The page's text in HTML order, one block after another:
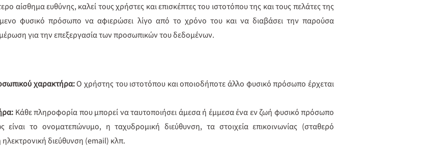
αίσθημα ευθύνης, καλεί τους χρήστες και επισκέπτες του ιστοτόπου της και τους πελάτες της
φυσικό πρόσωπο να αφιερώσει λίγο από το χρόνο του και να διαβάσει την παρούσα
για την επεξεργασία των προσωπικών του δεδομένων.
χαρακτήρα:Ο χρήστης του ιστοτόπου και οποιοδήποτε άλλο φυσικό πρόσωπο έρχεται
Κάθε πληροφορία που μπορεί να ταυτοποιήσει άμεσα ή έμμεσα ένα εν ζωή φυσικό πρόσωπο
είναι το ονοματεπώνυμο, η ταχυδρομική διεύθυνση, τα στοιχεία επικοινωνίας (σταθερό
διεύθυνση (email) κλπ.